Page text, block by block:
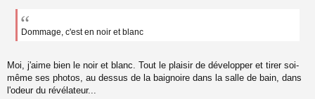
Dommage, c'est en noir et blanc
Moi, j'aime bien le noir et blanc. Tout le plaisir de développer et tirer soi-
même ses photos, au dessus de la baignoire dans la salle de bain, dans
l'odeur du révélateur...